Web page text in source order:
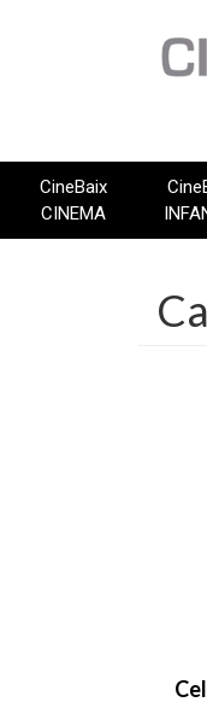
CineBaix
CINEMA